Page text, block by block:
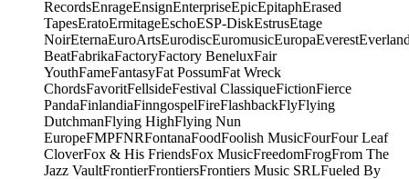
RecordsEnrageEnsignEnterpriseEpicEpitaphErased
TapesEratoErmitageEschoESP-DiskEstrusEtage
NoirEternaEuroArtsEurodiscEuromusicEuropaEverest
BeatFabrikaFactoryFactory BeneluxFair
YouthFameFantasyFat PossumFat Wreck
ChordsFavoritFellsideFestival ClassiqueFictionFierce
PandaFinlandiaFinngospelFireFlashbackFlyFlying
DutchmanFlying HighFlying Nun
EuropeFMPFNRFontanaFoodFoolish MusicFourFour Leaf
CloverFox & His FriendsFox MusicFreedomFrogFrom The
Jazz VaultFrontierFrontiersFrontiers Music SRLFueled By